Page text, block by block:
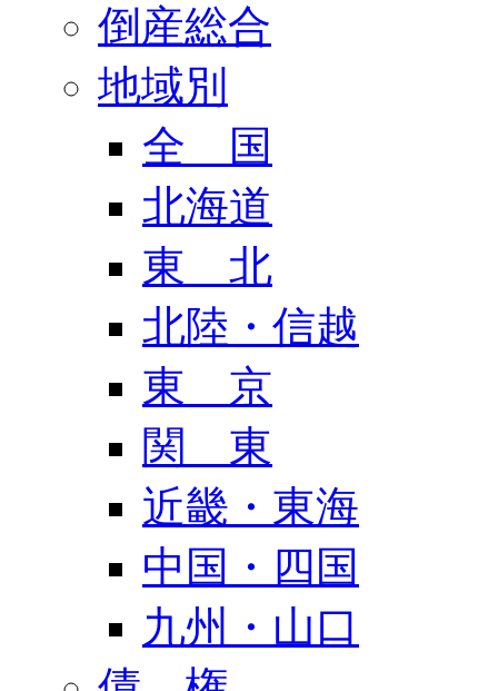
倒産総合
地域別
全 国
北海道
東 北
北陸・信越
東 京
関 東
近畿・東海
中国・四国
九州・山口